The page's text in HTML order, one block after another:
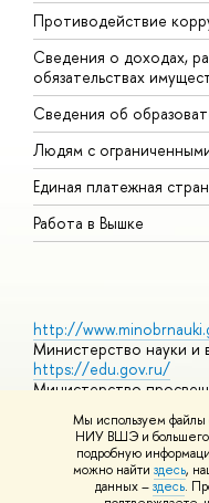
Мы используем файлы
НИУ ВШЭ и большего
подробную
можно найти здесь,
данных –здесь.
Противодействие
Сведения о доходах,
обязательствах
Сведения об
Людям с
Единая платежная
Работа в Вышке
http://
Министерство науки и
https://edu.gov.ru/
Министерство
https://elearning.hse.ru/
Массовые открытые
© НИУ ВШЭ 1993–2026